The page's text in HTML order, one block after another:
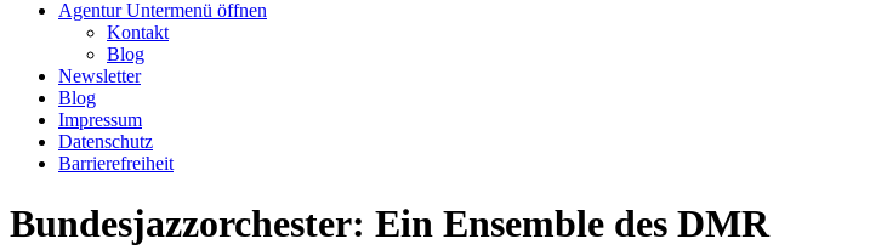
AgenturUntermenü öffnen
Kontakt
Blog
Newsletter
Blog
Impressum
Datenschutz
Barrierefreiheit
Bundesjazzorchester: Ein Ensemble des DMR